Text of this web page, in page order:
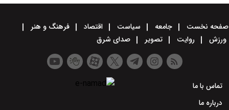
صفحه نخست جامعه سیاست اقتصاد
فرهنگ و هنر
ورزش
روایت تصویر صدای شرق
تماس با ما
درباره ما